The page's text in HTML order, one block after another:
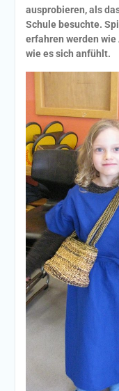
ausprobieren, als
Schule besuchte.
erfahren werden wie
wie es sich anfühlt.